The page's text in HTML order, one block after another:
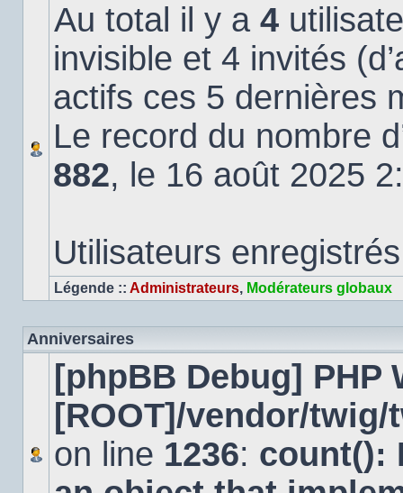
Au total il y a 4
invisible et 4 invités
actifs ces 5 dernières
Le record du nombre
882, le 16 août 2025
Utilisateurs
Légende :: Administrateurs, Modérateurs globaux
Anniversaires
[phpBB Debug] PHP
[ROOT]/vendor/
on line 1236: count():